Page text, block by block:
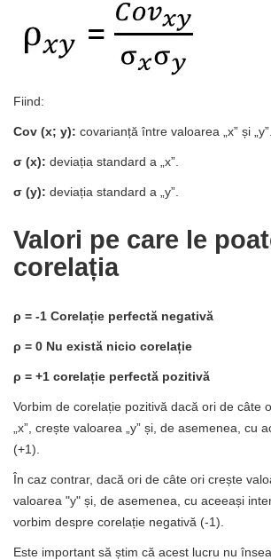
Fiind:
Cov (x; y): covarianță între valoarea „x” și „y”.
σ (x): deviația standard a „x”.
σ (y): deviația standard a „y”.
Valori pe care le
corelația
ρ = -1 Corelație perfectă negativă
ρ = 0 Nu există nicio corelație
ρ = +1 corelație perfectă pozitivă
Vorbim de corelație pozitivă dacă ori de câte
„x”, crește valoarea „y” și, de asemenea, cu
(+1).
În caz contrar, dacă ori de câte ori crește
valoarea "y" și, de asemenea, cu aceeași
vorbim despre corelație negativă (-1).
Este important să știm că acest lucru nu